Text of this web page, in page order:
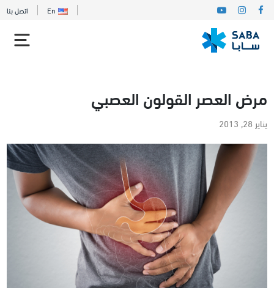
En اتصل بنا
مرض العصر القولون العصبي
يناير 28, 2013